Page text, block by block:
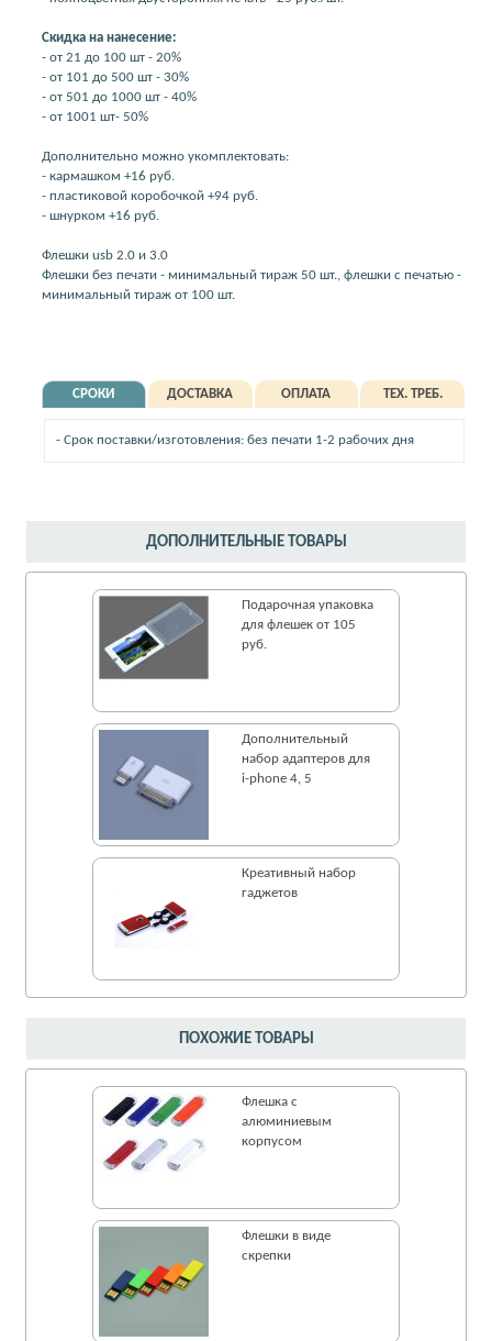
Скидка на нанесение:
- от 21 до 100 шт - 20%
- от 101 до 500 шт - 30%
- от 501 до 1000 шт - 40%
- от 1001 шт- 50%
Дополнительно можно укомплектовать:
- кармашком +16 руб.
- пластиковой коробочкой +94 руб.
- шнурком +16 руб.
Флешки usb 2.0 и 3.0
Флешки без печати - минимальный тираж 50 шт., флешки с печатью -
минимальный тираж от 100 шт.
СРОКИ ДОСТАВКА ОПЛАТА ТЕХ. ТРЕБ.
- Срок поставки/изготовления: без печати 1-2 рабочих дня
ПОХОЖИЕ ТОВАРЫ
Флешка с
алюминиевым
корпусом
Флешки в виде
скрепки
ДОПОЛНИТЕЛЬНЫЕ ТОВАРЫ
Подарочная упаковка
для флешек от 105
руб.
Дополнительный
набор адаптеров для
i-phone 4, 5
Креативный набор
гаджетов